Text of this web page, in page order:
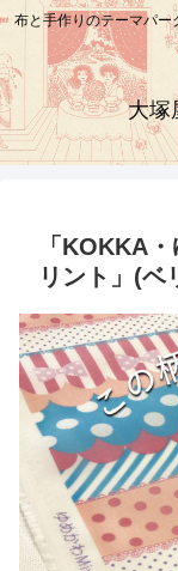
布と手作りのテーマパ
大塚
「KOKKA
リント」(ベ